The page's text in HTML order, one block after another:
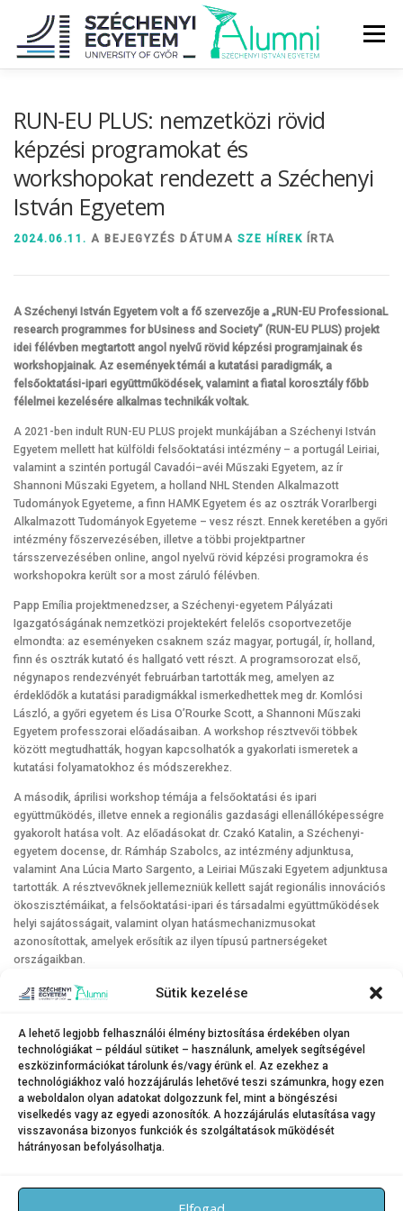
Sütik kezelése
A lehető legjobb felhasználói élmény biztosítása érdekében olyan
technológiákat – például sütiket – használunk, amelyek segítségével
eszközinformációkat tárolunk és/vagy érünk el. Az ezekhez a
technológiákhoz való hozzájárulás lehetővé teszi számunkra, hogy ezen
a weboldalon olyan adatokat dolgozzunk fel, mint a böngészési
viselkedés vagy az egyedi azonosítók. A hozzájárulás elutasítása vagy
visszavonása bizonyos funkciók és szolgáltatások működését
hátrányosan befolyásolhatja.
tartalomhoz
Menü
DIPLOMAÁTADÓ DIPLOMÁN TÚL
SZOLGÁLTATÁSOK ÉVFOLYAMOK
RUN-EU PLUS: nemzetközi rövid
képzési programokat és
workshopokat rendezett a Széchenyi
István Egyetem
2024.06.11. A BEJEGYZÉS DÁTUMA SZE HÍREK ÍRTA
A Széchenyi István Egyetem volt a fő szervezője a „RUN-EU ProfessionaL
research programmes for bUsiness and Society” (RUN-EU PLUS) projekt
idei félévben megtartott angol nyelvű rövid képzési programjainak és
workshopjainak. Az események témái a kutatási paradigmák, a
felsőoktatási-ipari együttműködések, valamint a fiatal korosztály főbb
félelmei kezelésére alkalmas technikák voltak.
A 2021-ben indult RUN-EU PLUS projekt munkájában a Széchenyi István
Egyetem mellett hat külföldi felsőoktatási intézmény – a portugál Leiriai,
valamint a szintén portugál Cavadói–avéi Műszaki Egyetem, az ír
Shannoni Műszaki Egyetem, a holland NHL Stenden Alkalmazott
Tudományok Egyeteme, a finn HAMK Egyetem és az osztrák Vorarlbergi
Alkalmazott Tudományok Egyeteme – vesz részt. Ennek keretében a győri
intézmény főszervezésében, illetve a többi projektpartner
társszervezésében online, angol nyelvű rövid képzési programokra és
workshopokra került sor a most záruló félévben.
Papp Emília projektmenedzser, a Széchenyi-egyetem Pályázati
Igazgatóságának nemzetközi projektekért felelős csoportvezetője
elmondta: az eseményeken csaknem száz magyar, portugál, ír, holland,
finn és osztrák kutató és hallgató vett részt. A programsorozat első,
négynapos rendezvényét februárban tartották meg, amelyen az
érdeklődők a kutatási paradigmákkal ismerkedhettek meg dr. Komlósi
László, a győri egyetem és Lisa O’Rourke Scott, a Shannoni Műszaki
Egyetem professzorai előadásaiban. A workshop résztvevői többek
között megtudhatták, hogyan kapcsolhatók a gyakorlati ismeretek a
kutatási folyamatokhoz és módszerekhez.
A második, áprilisi workshop témája a felsőoktatási és ipari
együttműködés, illetve ennek a regionális gazdasági ellenállóképességre
gyakorolt hatása volt. Az előadásokat dr. Czakó Katalin, a Széchenyi-
egyetem docense, dr. Rámháp Szabolcs, az intézmény adjunktusa,
valamint Ana Lúcia Marto Sargento, a Leiriai Műszaki Egyetem adjunktusa
tartották. A résztvevőknek jellemezniük kellett saját regionális innovációs
ökoszisztémáikat, a felsőoktatási-ipari és társadalmi együttműködések
helyi sajátosságait, valamint olyan hatásmechanizmusokat
azonosítottak, amelyek erősítik az ilyen típusú partnerségeket
országaikban.
A félév utolsó, májusi programjának témája a
kapcsolódott. Dr. Tóth Péter, a Széchenyi-egyetem docense
„Fiatal
felnőttek, kockázatok és biztosítás” címmel tartott előadást, Bridget Kirwan,
a Shannoni Műszaki Egyetem docense moderálása mellett. A
workshopon kiderült, hogyan kezelhetők a jelenlegi fiatal korosztály főbb
félelmei személyes kockázatkezelési technikákkal.
KATEGÓRIA:HÍREK